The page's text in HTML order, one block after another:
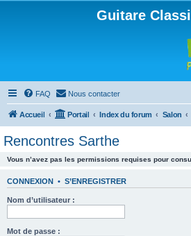
Guitare
FAQ Nous contacter
Accueil Portail Index du forum Salon
Rencontres Sarthe
Vous n’avez pas les permissions requises pour
CONNEXION • S’ENREGISTRER
Nom d’utilisateur :
Mot de passe :